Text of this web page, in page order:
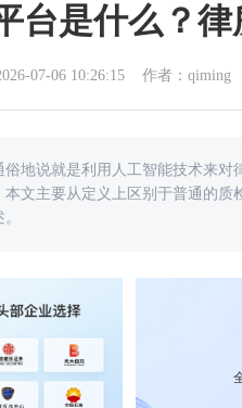
台是什么？
07-06 10:26:15 作者：qiming
地说就是利用人工智能技术来
文主要从定义上区别于普通的